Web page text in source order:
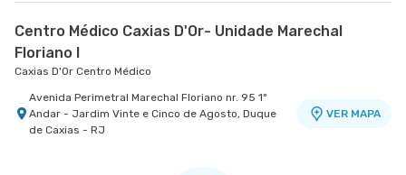
Centro Médico Caxias D'Or- Unidade Marechal
Floriano I
Caxias D'Or Centro Médico
Avenida Perimetral Marechal Floriano nr. 95 1º
Andar - Jardim Vinte e Cinco de Agosto, Duque
de Caxias - RJ
VER MAPA